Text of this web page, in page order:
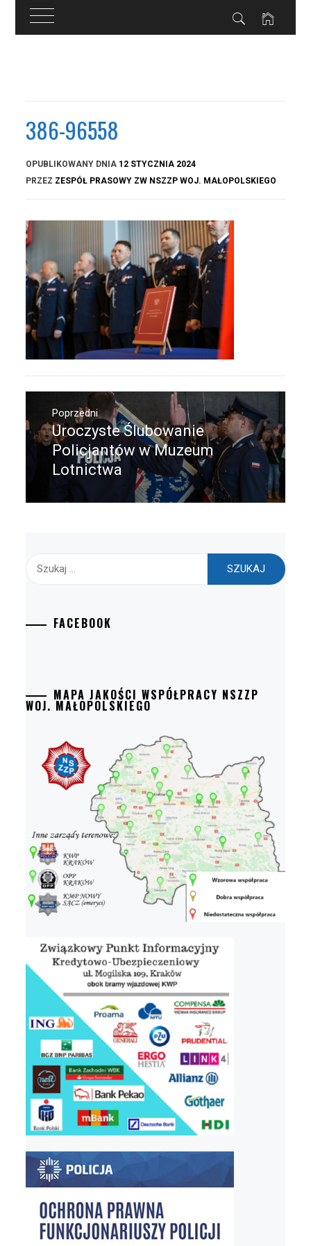
386-96558
OPUBLIKOWANY DNIA 12 STYCZNIA 2024
PRZEZ ZESPÓŁ PRASOWY ZW NSZZP WOJ. MAŁOPOLSKIEGO
Nawigacja
wpisuPoprzedni
Poprzedni
wpis:
Uroczyste Ślubowanie
Policjantów w Muzeum
Lotnictwa
FACEBOOK
MAPA JAKOŚCI WSPÓŁPRACY NSZZP
WOJ. MAŁOPOLSKIEGO